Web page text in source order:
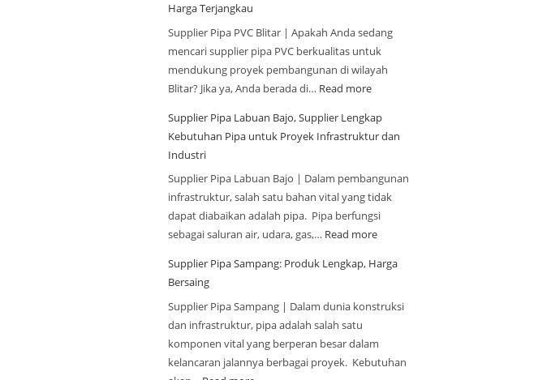
Harga Terjangkau
Supplier Pipa PVC Blitar | Apakah Anda sedang
mencari supplier pipa PVC berkualitas untuk
mendukung proyek pembangunan di wilayah
Blitar? Jika ya, Anda berada di… Read more
Supplier Pipa Labuan Bajo, Supplier Lengkap
Kebutuhan Pipa untuk Proyek Infrastruktur dan
Industri
Supplier Pipa Labuan Bajo | Dalam pembangunan
infrastruktur, salah satu bahan vital yang tidak
dapat diabaikan adalah pipa. Pipa berfungsi
sebagai saluran air, udara, gas,… Read more
Supplier Pipa Sampang: Produk Lengkap, Harga
Bersaing
Supplier Pipa Sampang | Dalam dunia konstruksi
dan infrastruktur, pipa adalah salah satu
komponen vital yang berperan besar dalam
kelancaran jalannya berbagai proyek. Kebutuhan